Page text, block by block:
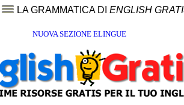
LA GRAMMATICA DI ENGLISH
NUOVA SEZIONE ELINGUE